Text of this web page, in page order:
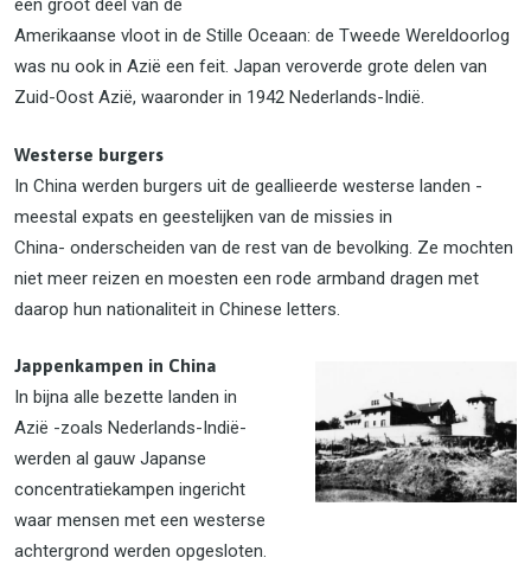
een groot deel van de
Amerikaanse vloot in de Stille Oceaan: de Tweede Wereldoorlog
was nu ook in Azië een feit. Japan veroverde grote delen van
Zuid-Oost Azië, waaronder in 1942 Nederlands-Indië.
Westerse burgers
In China werden burgers uit de geallieerde westerse landen -
meestal expats en geestelijken van de missies in
China- onderscheiden van de rest van de bevolking. Ze mochten
niet meer reizen en moesten een rode armband dragen met
daarop hun nationaliteit in Chinese letters.
Jappenkampen in China
In bijna alle bezette landen in
Azië -zoals Nederlands-Indië-
werden al gauw Japanse
concentratiekampen ingericht
waar mensen met een westerse
achtergrond werden opgesloten.